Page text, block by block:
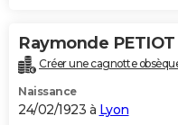
Raymonde PETIOT
Créer une cagnotte
Naissance
24/02/1923 à Lyon